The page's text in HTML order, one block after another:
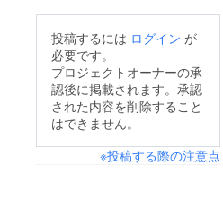
投稿するには ログイン が
必要です。
プロジェクトオーナーの承
認後に掲載されます。承認
された内容を削除すること
はできません。
※投稿する際の注意点